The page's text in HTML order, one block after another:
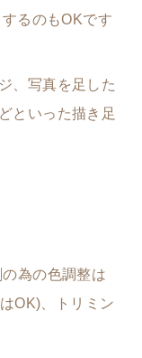
るのもOKです
、写真を足した
といった描き足
為の色調整は
OK)、トリミン